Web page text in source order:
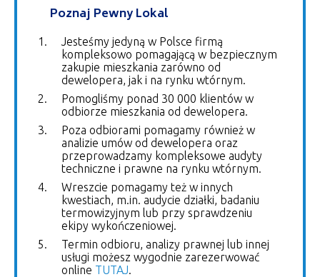
Poznaj Pewny Lokal
Jesteśmy jedyną w Polsce firmą
kompleksowo pomagającą w bezpiecznym
zakupie mieszkania zarówno od
dewelopera, jak i na rynku wtórnym.
Pomogliśmy ponad 30 000 klientów w
odbiorze mieszkania od dewelopera.
Poza odbiorami pomagamy również w
analizie umów od dewelopera oraz
przeprowadzamy kompleksowe audyty
techniczne i prawne na rynku wtórnym.
Wreszcie pomagamy też w innych
kwestiach, m.in. audycie działki, badaniu
termowizyjnym lub przy sprawdzeniu
ekipy wykończeniowej.
Termin odbioru, analizy prawnej lub innej
usługi możesz wygodnie zarezerwować
online TUTAJ